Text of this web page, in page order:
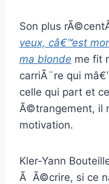
Son plus
veux, câ€™est
ma blonde me fit
carriÃ¨re qui
celle qui part et
Ã©trangement, il
motivation.
Kler-Yann
Ã Ã©crire, si ce